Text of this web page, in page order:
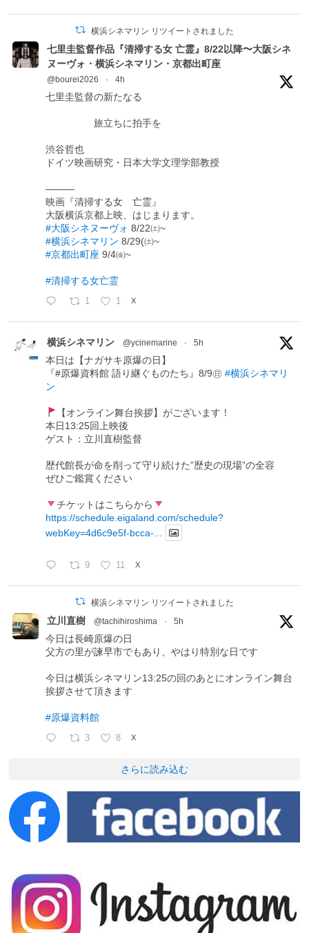
横浜シネマリン リツイートされました
七里圭監督作品『清掃する女 亡霊』8/22以降〜大阪シネ
ヌーヴォ・横浜シネマリン・京都出町座
@bourei2026 · 4h
七里圭監督の新たなる
旅立ちに拍手を
渋谷哲也
ドイツ映画研究・日本大学文理学部教授
―――
映画『清掃する女 亡霊』
大阪横浜京都上映、はじまります。
#大阪シネヌーヴォ 8/22㈯~
#横浜シネマリン 8/29(㈯~
#京都出町座 9/4㈮~
#清掃する女亡霊
1 1 X
横浜シネマリン @ycinemarine · 5h
本日は【ナガサキ原爆の日】
『#原爆資料館 語り継ぐものたち』8/9㊐#横浜シネマリ
ン
【オンライン舞台挨拶】がございます！
本日13:25回上映後
ゲスト：立川直樹監督
歴代館長が命を削って守り続けた”歴史の現場”の全容
ぜひご鑑賞ください
チケットはこちらから
https://schedule.eigaland.com/schedule?
webKey=4d6c9e5f-bcca-...
9 11 X
横浜シネマリン リツイートされました
立川直樹 @tachihiroshima · 5h
今日は長崎原爆の日
父方の里が諫早市でもあり、やはり特別な日です
今日は横浜シネマリン13:25の回のあとにオンライン舞台
挨拶させて頂きます
#原爆資料館
3 8 X
さらに読み込む